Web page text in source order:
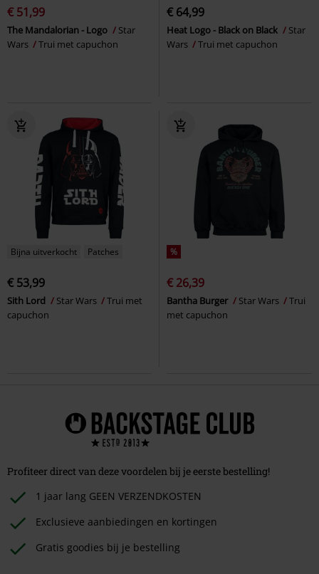
€ 51,99
The Mandalorian - Logo
Star
Wars
Trui met capuchon
€ 64,99
Heat Logo - Black on Black
Star
Wars
Trui met capuchon
Bijna uitverkocht Patches
€ 53,99
Sith Lord Star Wars
Trui met
capuchon
%
€ 26,39
Bantha Burger Star Wars
Trui
met capuchon
Profiteer direct van deze voordelen bij je eerste bestelling!
1 jaar lang GEEN VERZENDKOSTEN
Exclusieve aanbiedingen en kortingen
Gratis goodies bij je bestelling